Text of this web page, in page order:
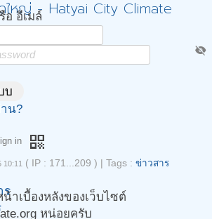
ดใหญ่ - Hatyai City Climate
อีเมล์
visibility_off
บ
น?
ร
in qr_code
10:11 ( IP : 171...209 ) Tags : ข่าวสาร
าเบื้องหลังของเว็บไซต์
หน่อยครับ